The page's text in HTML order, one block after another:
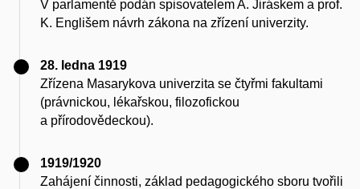
V parlamentě podán spisovatelem A. Jiráskem a prof.
K. Englišem návrh zákona na zřízení univerzity.
28. ledna 1919
Zřízena Masarykova univerzita se čtyřmi fakultami
(právnickou, lékařskou, filozofickou
a přírodovědeckou).
1919/1920
Zahájení činnosti, základ pedagogického sboru tvořili